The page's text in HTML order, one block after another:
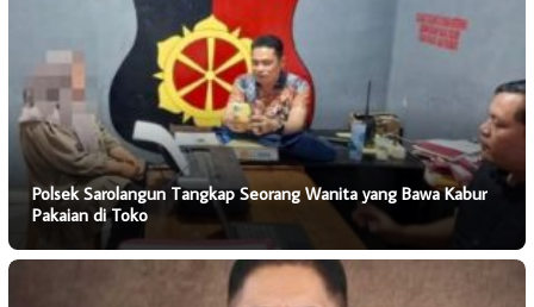
Polsek Sarolangun Tangkap Seorang Wanita yang Bawa Kabur
Pakaian di Toko